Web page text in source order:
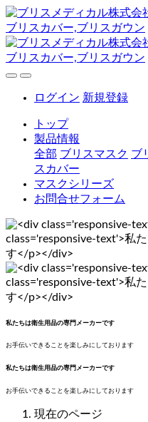
ログイン 新規登録
トップ
製品情報
全部 ブリスマスク ブ
スカバー
マスクシリーズ
お問合せフォーム
私たちは衛生用品の専門メーカーです
お手伝いできることを楽しみにしております
私たちは衛生用品の専門メーカーです
お手伝いできることを楽しみにしております
現在のページ